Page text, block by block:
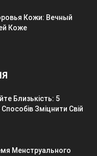
Кожи: Вечный
Коже
Близькість: 5
Зміцнити Свій
Менструального